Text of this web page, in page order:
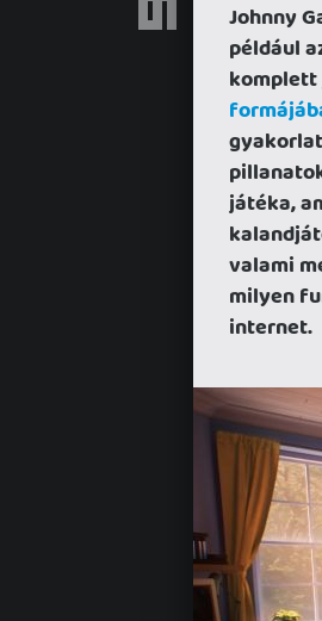
Johnny
például
komplett
játéka,
valami
milyen
internet.